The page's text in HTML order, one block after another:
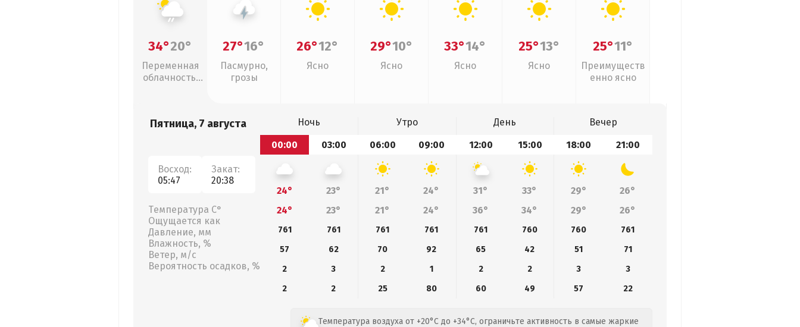
34°20°
Переменная
облачность,
27°16°
Пасмурно,
грозы
26°12°
Ясно
29°10°
Ясно
33°14°
Ясно
25°13°
Ясно
25°11°
Преимуществ
енно ясно
Пятница, 7 августа
Восход:
05:47
Закат:
20:38
Температура С°
Ощущается как
Давление, мм
Влажность, %
Ветер, м/с
Вероятность осадков, %
Ночь Утро День
Вечер
00:00
03:00 06:00 09:00 12:00 15:00 18:00 21:00
24° 23° 21° 24° 31° 33° 29°
26°
24°
23° 21° 24° 36° 34° 29° 26°
761 761 761 761 761 760 760
761
57
62 70 92 65 42 51
71
2
3 2 1 2 2 3
3
2
2 25 80 60 49 57 22
Температура воздуха от +20°C до +34°C, ограничьте активность в самые жаркие